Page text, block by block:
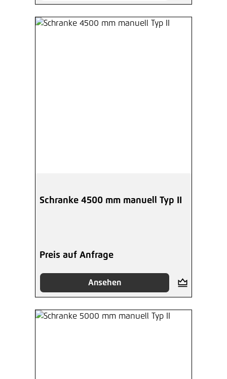
Schranke 4500 mm manuell Typ II
Preis auf Anfrage
Ansehen